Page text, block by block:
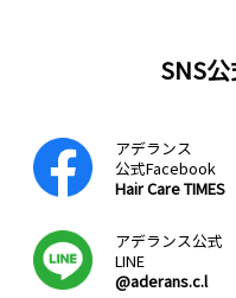
SNS
アデランス
公式Facebook
Hair Care TIMES
アデランス公式
LINE
@aderans.c.l